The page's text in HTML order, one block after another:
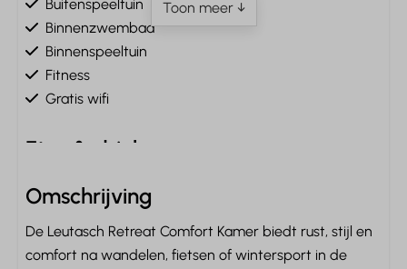
Buitenspeeltuin
Binnenzwembad
Binnenspeeltuin
Fitness
Gratis wifi
Eten & drinken
Koffiecupmachine: Nespresso
Waterkoker: Elektrische waterkoker
Koelkast: Zonder vriesvak
Drinkglazen
Toon meer ↓
Omschrijving
De Leutasch Retreat Comfort Kamer biedt rust, stijl en
comfort na wandelen, fietsen of wintersport in de